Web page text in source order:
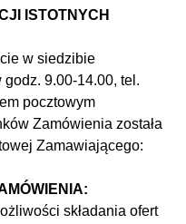
ISTOTNYCH
w siedzibie
9.00-14.00, tel.
pocztowym
Zamówienia została
Zamawiającego:
składania ofert